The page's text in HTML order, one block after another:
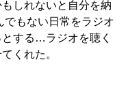
しれないと自分を納
でもない日常をラジオ
する…ラジオを聴く
くれた。